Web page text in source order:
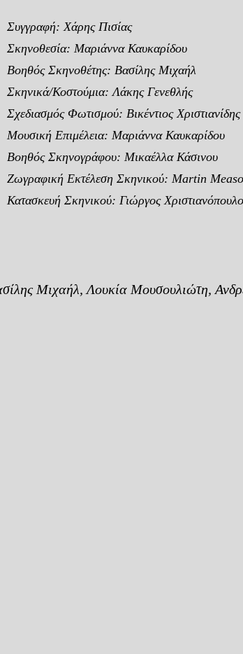
Συγγραφή: Χάρης Πισίας
Σκηνοθεσία: Μαριάννα Καυκαρίδου
Βοηθός Σκηνοθέτης: Βασίλης Μιχαήλ
Σκηνικά/Κοστούμια: Λάκης Γενεθλής
Σχεδιασμός Φωτισμού: Βικέντιος Χριστιανίδης
Μουσική Επιμέλεια: Μαριάννα Καυκαρίδου
Βοηθός Σκηνογράφου: Μικαέλλα Κάσινου
Ζωγραφική Εκτέλεση Σκηνικού: Martin
Κατασκευή Σκηνικού: Γιώργος
Μιχαήλ, Λουκία Μουσουλιώτη,